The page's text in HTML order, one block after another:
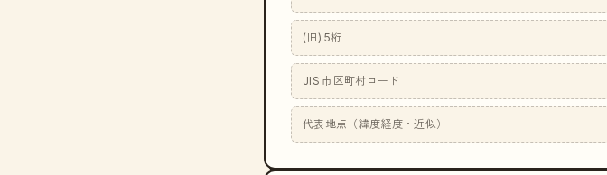
(旧) 5桁
JIS 市区町村コード
代表地点（緯度経度・近似）